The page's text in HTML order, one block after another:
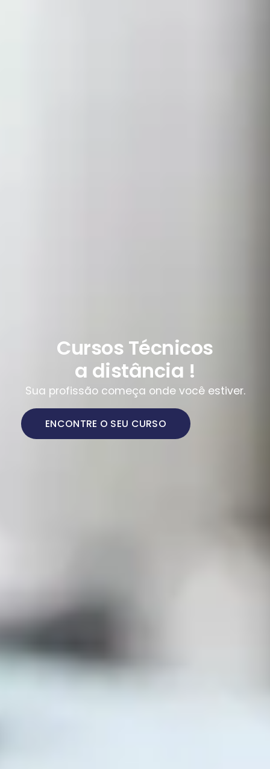
Cursos Técnicos
a distância !
Sua profissão começa onde você estiver.
ENCONTRE O SEU CURSO